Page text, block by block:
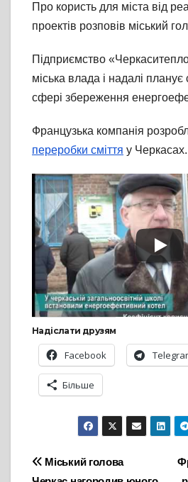
Про користь для міста від
проектів розповів міський
Підприємство
міська влада і надалі
сфері збереження
Французька компанія
переробки сміття у Черкасах.
Надіслати друзям
Facebook
Більше
Навігація
Міський голова